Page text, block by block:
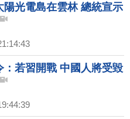
陽光電島在雲林 總統宣示
：若習開戰 中國人將受毀